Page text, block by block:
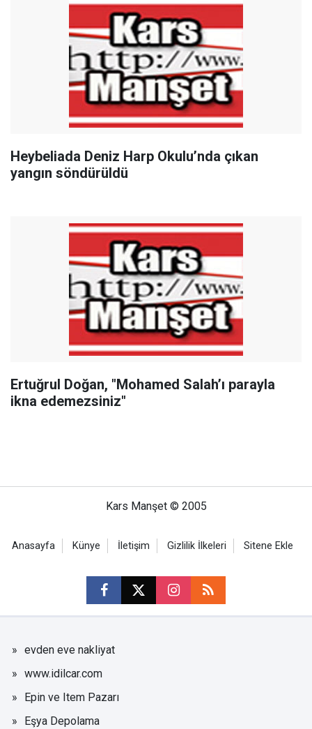
Heybeliada Deniz Harp Okulu’nda çıkan
yangın söndürüldü
Ertuğrul Doğan, "Mohamed Salah’ı parayla
ikna edemezsiniz"
Kars Manşet © 2005
Anasayfa Künye İletişim Gizlilik İlkeleri Sitene Ekle
evden eve nakliyat
www.idilcar.com
Epin ve Item Pazarı
Eşya Depolama